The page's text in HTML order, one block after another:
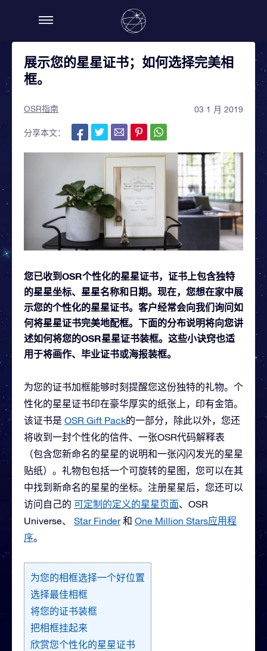
展示您的星星证书；如何选择完美相
框。
OSR指南 03 1 月 2019
分享本文：
您已收到OSR个性化的星星证书，证书上包含独特
的星星坐标、星星名称和日期。现在，您想在家中展
示您的个性化的星星证书。客户经常会向我们询问如
何将星星证书完美地配框。下面的分布说明将向您讲
述如何将您的OSR星星证书装框。这些小诀窍也适
用于将画作、毕业证书或海报装框。
为您的证书加框能够时刻提醒您这份独特的礼物。个
性化的星星证书印在豪华厚实的纸张上，印有金箔。
该证书是 OSR Gift Pack的一部分，除此以外，您还
将收到一封个性化的信件、一张OSR代码解释表
（包含您新命名的星星的说明和一张闪闪发光的星星
贴纸）。礼物包包括一个可旋转的星图，您可以在其
中找到新命名的星星的坐标。注册星星后，您还可以
访问自己的 可定制的定义的星星页面、OSR
Universe、 Star Finder和 One Million Stars应用程
序。
为您的相框选择一个好位置
选择最佳相框
将您的证书装框
把相框挂起来
欣赏您个性化的星星证书